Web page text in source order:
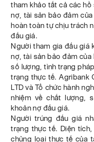
tham khảo tất cả các hồ
nợ, tài sản bảo đảm
hoàn toàn tự chịu trách
đấu giá.
Người tham gia đấu giá
nợ, tài sản bảo đảm của
số lượng, tình trạng
trạng thực tế. Agribank
LTD và Tổ chức hành
nhiệm về chất lượng,
khoản nợ đấu giá.
Người trúng đấu giá
trạng thực tế. Diện
chủng loại thực tế của